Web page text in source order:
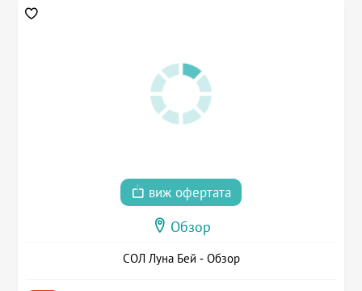
виж офертата
Обзор
СОЛ Луна Бей - Обзор